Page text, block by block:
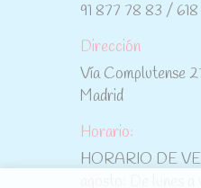
91 877 78 83 / 618
Dirección
Vía Complutense
Madrid
Horario:
HORARIO DE